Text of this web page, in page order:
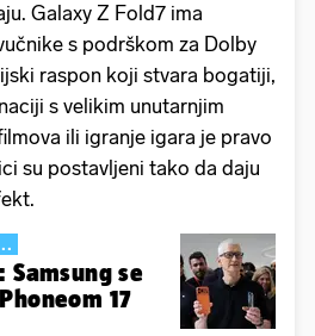
Galaxy Z Fold7 ima
s podrškom za Dolby
raspon koji stvara bogatiji,
s velikim unutarnjim
ili igranje igara je pravo
su postavljeni tako da daju
Samsung se
17